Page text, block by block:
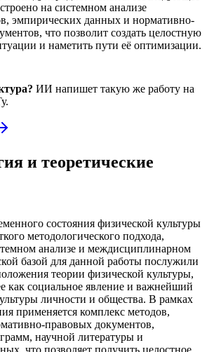
на системном анализе
эмпирических данных и нормативно-
что позволит создать целостную
и наметить пути её оптимизации.
ИИ напишет такую же работу на
и теоретические
состояния физической культуры
методологического подхода,
анализе и междисциплинарном
базой для данной работы послужили
теории физической культуры,
как социальное явление и важнейший
личности и общества. В рамках
применяется комплекс методов,
правовых документов,
научной литературы и
что позволяет получить целостное